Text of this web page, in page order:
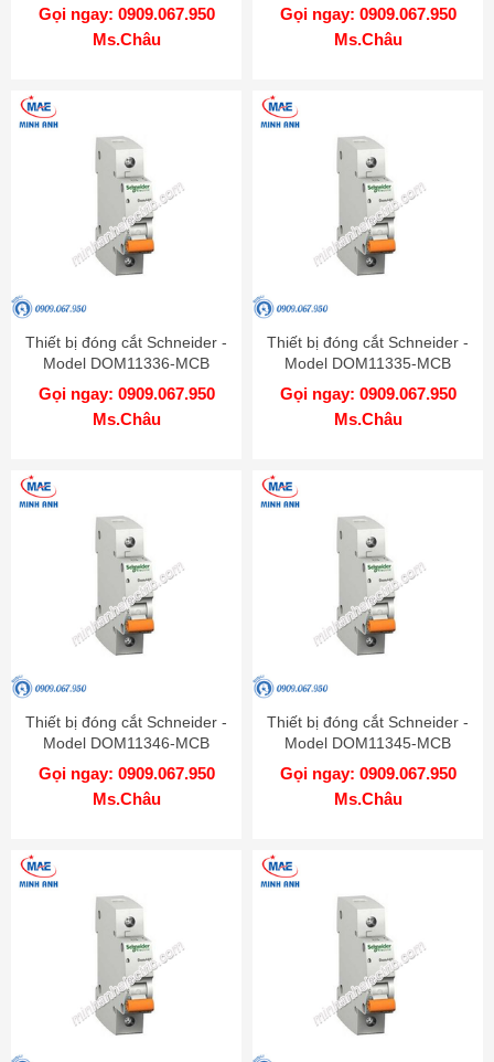
Gọi ngay: 0909.067.950
Ms.Châu
Gọi ngay: 0909.067.950
Ms.Châu
Thiết bị đóng cắt Schneider -
Model DOM11336-MCB
Gọi ngay: 0909.067.950
Ms.Châu
Thiết bị đóng cắt Schneider -
Model DOM11335-MCB
Gọi ngay: 0909.067.950
Ms.Châu
Thiết bị đóng cắt Schneider -
Model DOM11346-MCB
Gọi ngay: 0909.067.950
Ms.Châu
Thiết bị đóng cắt Schneider -
Model DOM11345-MCB
Gọi ngay: 0909.067.950
Ms.Châu